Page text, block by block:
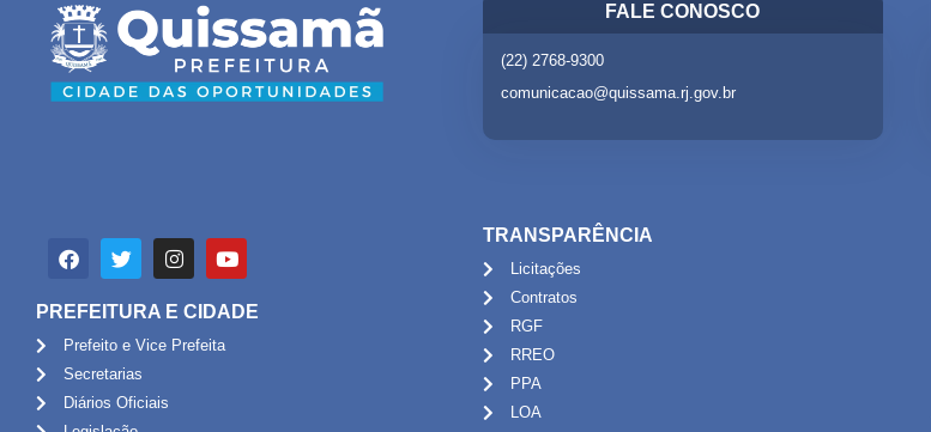
FALE CONOSCO
(22) 2768-9300
comunicacao@quissama.rj.gov.br
PREFEITURA E CIDADE
Prefeito e Vice Prefeita
Secretarias
Diários Oficiais
TRANSPARÊNCIA
Licitações
Contratos
RGF
RREO
PPA
LOA